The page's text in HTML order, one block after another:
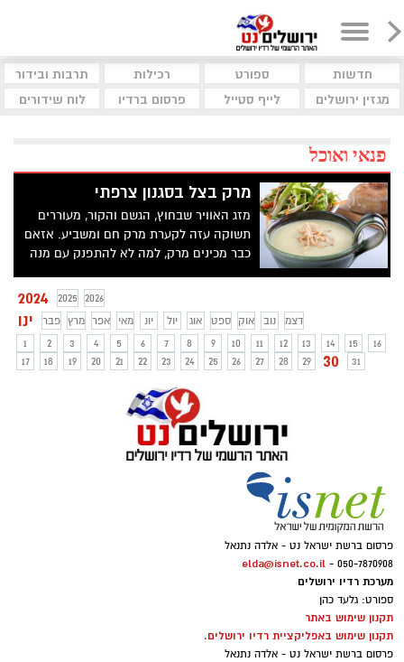
חדשות ספורט רכילות
תרבות ובידור
מגזין ירושלים
לייף סטייל פרסום ברדיו לוח שידורים
פנאי ואוכל
מרק בצל בסגנון צרפתי
מזג האוויר שבחוץ, הגשם והקור, מעוררים
תשוקה עזה לקערת מרק חם ומשביע. אזאם
כבר מכינים מרק, למה לא להתפנק עם מנה
להכין בבית והתוצאה מושלמת וטעימה.
באדיבות השף הראשי של קפה גרג, אלעד
אמסלם
2024 2025 2026
ינו פבר מרץ אפר מאי יונ יול אוג ספט אוק נוב
דצמ
1
2 3 4 5 6 7 8 9 10 11 12 13 14 15
16
17
18 19 20 21 22 23 24 25 26 27 28 29 30 31
פרסום ברשת ישראל נט - אלדה נתנאל
050-7870908 -
elda@isnet.co.il
מערכת רדיו ירושלים
ספורט: גלעד כהן
תקנון שימוש באתר
תקנון שימוש באפליקציית רדיו ירושלים.
פרסום ברשת ישראל נט - אלדה נתנאל